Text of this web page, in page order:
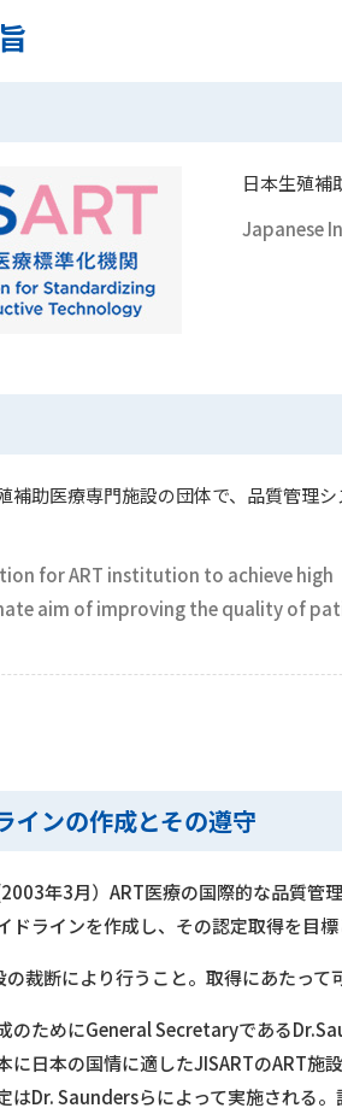
日本生殖補
Japanese
補助医療専門施設の団体で、品質管理
for ART institution to achieve
aim of improving the quality of
インの作成とその遵守
年3月）ART医療の国際的な品質管
ドラインを作成し、その認定取得を目
裁断により行うこと。取得にあたって
のためにGeneral Secretaryである
に日本の国情に適したJISARTのART
はDr. Saundersらによって実施される